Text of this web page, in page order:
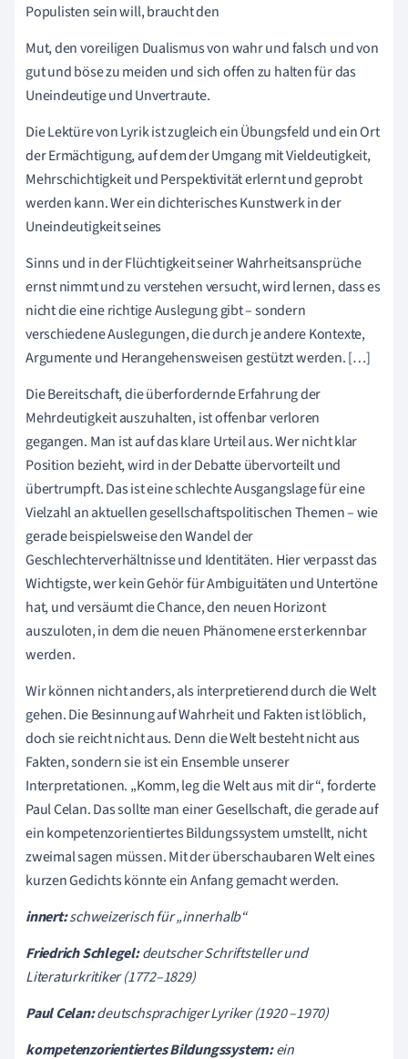
Populisten sein will, braucht den
Mut, den voreiligen Dualismus von wahr und falsch und von
gut und böse zu meiden und sich offen zu halten für das
Uneindeutige und Unvertraute.
Die Lektüre von Lyrik ist zugleich ein Übungsfeld und ein Ort
der Ermächtigung, auf dem der Umgang mit Vieldeutigkeit,
Mehrschichtigkeit und Perspektivität erlernt und geprobt
werden kann. Wer ein dichterisches Kunstwerk in der
Uneindeutigkeit seines
Sinns und in der Flüchtigkeit seiner Wahrheitsansprüche
ernst nimmt und zu verstehen versucht, wird lernen, dass es
nicht die eine richtige Auslegung gibt – sondern
verschiedene Auslegungen, die durch je andere Kontexte,
Argumente und Herangehensweisen gestützt werden. […]
Die Bereitschaft, die überfordernde Erfahrung der
Mehrdeutigkeit auszuhalten, ist offenbar verloren
gegangen. Man ist auf das klare Urteil aus. Wer nicht klar
Position bezieht, wird in der Debatte übervorteilt und
übertrumpft. Das ist eine schlechte Ausgangslage für eine
Vielzahl an aktuellen gesellschaftspolitischen Themen – wie
gerade beispielsweise den Wandel der
Geschlechterverhältnisse und Identitäten. Hier verpasst das
Wichtigste, wer kein Gehör für Ambiguitäten und Untertöne
hat, und versäumt die Chance, den neuen Horizont
auszuloten, in dem die neuen Phänomene erst erkennbar
werden.
Wir können nicht anders, als interpretierend durch die Welt
gehen. Die Besinnung auf Wahrheit und Fakten ist löblich,
doch sie reicht nicht aus. Denn die Welt besteht nicht aus
Fakten, sondern sie ist ein Ensemble unserer
Interpretationen. „Komm, leg die Welt aus mit dir“, forderte
Paul Celan. Das sollte man einer Gesellschaft, die gerade auf
ein kompetenzorientiertes Bildungssystem umstellt, nicht
zweimal sagen müssen. Mit der überschaubaren Welt eines
kurzen Gedichts könnte ein Anfang gemacht werden.
innert:schweizerisch für „innerhalb“
Friedrich Schlegel:deutscher Schriftsteller und
Literaturkritiker (1772–1829)
Paul Celan:deutschsprachiger Lyriker (1920 –1970)
kompetenzorientiertes Bildungssystem:ein